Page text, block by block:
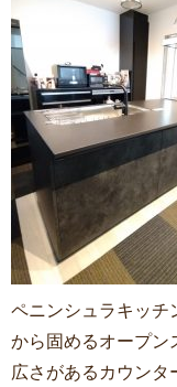
ペニンシュラキッチ
から固めるオープン
広さがあるカウンタ